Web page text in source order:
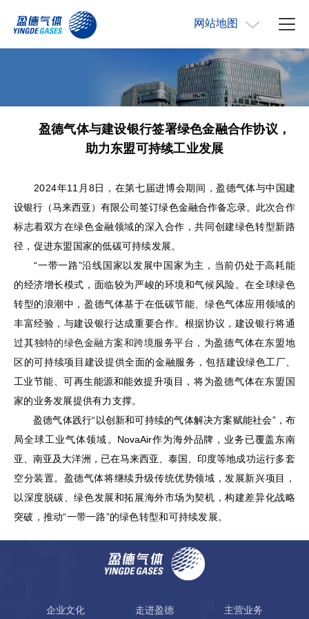
网站地图
盈德气体与建设银行签署绿色金融合作协议，
助力东盟可持续工业发展
2024年11 月 8日，在第七届进博会期间 ，盈德气体与中国建
设银行（马来西亚）有限公司签订绿色金融合作备忘录。 此次合作
标志着双方在绿色金融领域的深入合作，共同创建绿色转型新路
径，促进东盟国家的低碳可持续发展。
“一带一路”沿线国家以发展中国家为主，当前仍处于高耗能
的经济增长模式，面临较为严峻的环境和气候风险。在全球绿色
转型的浪潮中，盈德气体基于在低碳节能、绿色气体应用领域的
丰富经验，与建设银行达成重要合作。根据协议，建设银行将通
过其独特的绿色金融方案和跨境服务平台， 为盈德气体在东盟地
区的可持续项目建设提供全面的金融服务，包括建设绿色工厂、
工业节能、可再生能源和能效提升项目， 将为盈德气体在东盟国
家的业务发展提供有力支撑。
盈德气体践行“以创新和可持续的气体解决方案赋能社会”，布
局全球工业气体领域 。 NovaAir作为海外品牌，业务已覆盖东南
亚、南亚及大洋洲，已在马来西亚、泰国、印度等地成功运行多套
空分装置。 盈德气体将继续升级传统优势领域，发展新兴项目，
以深度脱碳、绿色发展和拓展海外市场为契机，构建差异化战略
突破，推动“一带一路”的绿色转型和可持续发展。
企业文化 走进盈德 主营业务